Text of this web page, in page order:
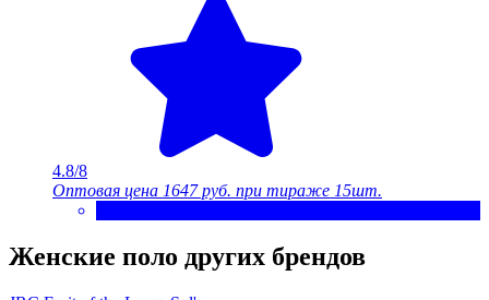
4.8/8
Оптовая цена 1647 руб. при тираже 15шт.
Женские поло других брендов